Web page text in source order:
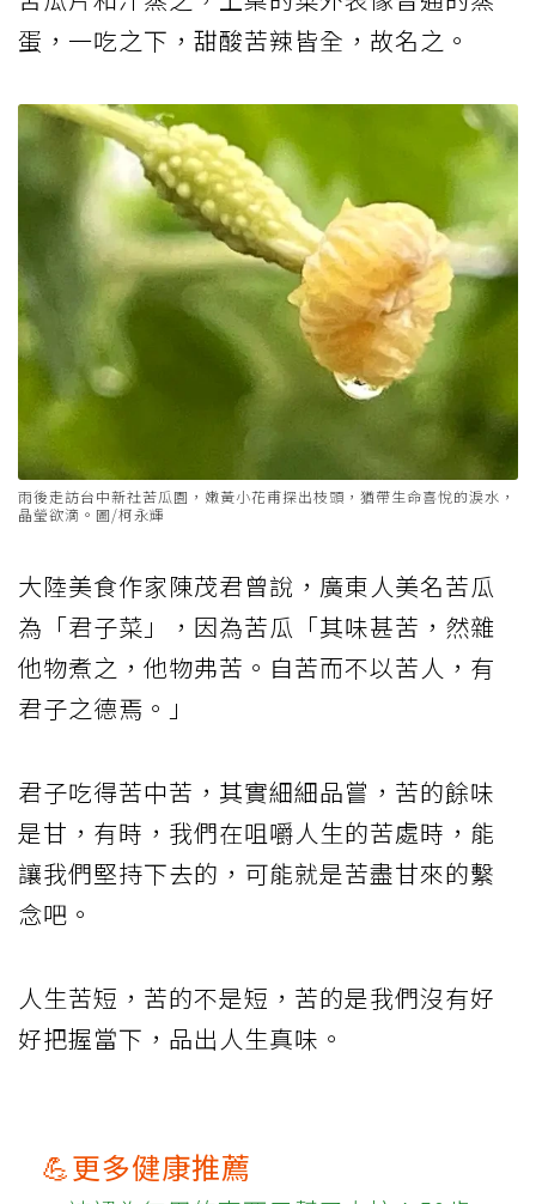
蛋，一吃之下，甜酸苦辣皆全，故名之。
雨後走訪台中新社苦瓜園，嫩黃小花甫探出枝頭，猶帶生命喜悅的淚水，
晶瑩欲滴。圖/柯永輝
大陸美食作家陳茂君曾說，廣東人美名苦瓜
為「君子菜」，因為苦瓜「其味甚苦，然雜
他物煮之，他物弗苦。自苦而不以苦人，有
君子之德焉。」
君子吃得苦中苦，其實細細品嘗，苦的餘味
是甘，有時，我們在咀嚼人生的苦處時，能
讓我們堅持下去的，可能就是苦盡甘來的繫
念吧。
人生苦短，苦的不是短，苦的是我們沒有好
好把握當下，品出人生真味。
💪更多健康推薦